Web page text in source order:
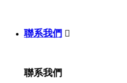
聯系我們 
聯系我們